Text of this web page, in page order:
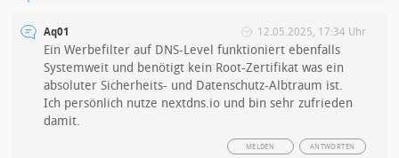
Aq01 12.05.2025, 17:34 Uhr
Ein Werbefilter auf DNS-Level funktioniert ebenfalls
Systemweit und benötigt kein Root-Zertifikat was ein
absoluter Sicherheits- und Datenschutz-Albtraum ist.
Ich persönlich nutze nextdns.io und bin sehr zufrieden
damit.
ANTWORTEN
MELDEN